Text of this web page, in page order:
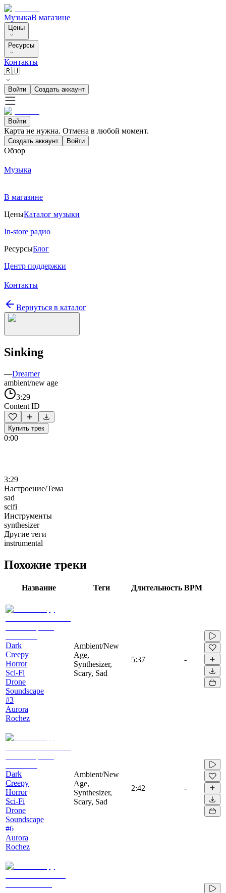
МузыкаВ магазине
Цены
Ресурсы
Контакты
🇷🇺
Войти Создать аккаунт
Войти
Карта не нужна. Отмена в любой момент.
Создать аккаунт Войти
Обзор
Музыка
В магазине
ЦеныКаталог музыки
In-store радио
РесурсыБлог
Центр поддержки
Контакты
Вернуться в каталог
Sinking
—Dreamer
ambient/new age
3:29
Content ID
Купить трек
0:00
3:29
Настроение/Тема
sad
scifi
Инструменты
synthesizer
Другие теги
instrumental
Похожие треки
Название Теги Длительность BPM
Dark
Creepy
Horror
Sci-Fi
Drone
Soundscape
#3
Aurora
Rochez
Ambient/New
Age,
Synthesizer,
Scary, Sad
5:37 -
Dark
Creepy
Horror
Sci-Fi
Drone
Soundscape
#6
Aurora
Rochez
Ambient/New
Age,
Synthesizer,
Scary, Sad
2:42 -